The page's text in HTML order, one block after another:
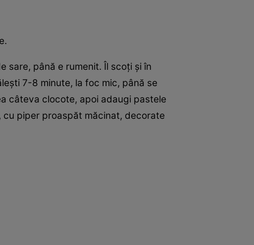
sare, până e rumenit. Îl scoţi şi în
7-8 minute, la foc mic, până se
câteva clocote, apoi adaugi pastele
cu piper proaspăt măcinat, decorate